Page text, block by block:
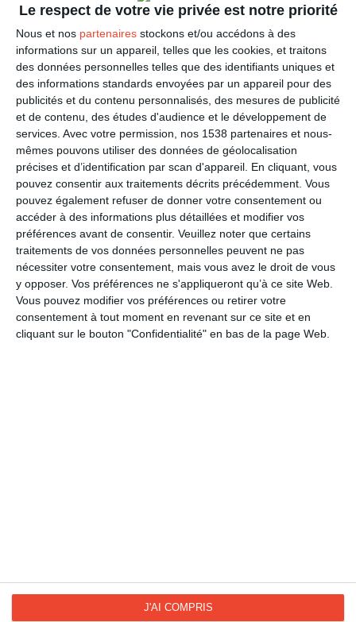
Le respect de votre vie privée est notre priorité
Nous et nos partenaires stockons et/ou accédons à des
informations sur un appareil, telles que les cookies, et traitons
des données personnelles telles que des identifiants uniques et
des informations standards envoyées par un appareil pour des
publicités et du contenu personnalisés, des mesures de publicité
et de contenu, des études d'audience et le développement de
services. Avec votre permission, nos 1538 partenaires et nous-
mêmes pouvons utiliser des données de géolocalisation
précises et d’identification par scan d'appareil. En cliquant, vous
pouvez consentir aux traitements décrits précédemment. Vous
pouvez également refuser de donner votre consentement ou
accéder à des informations plus détaillées et modifier vos
préférences avant de consentir. Veuillez noter que certains
traitements de vos données personnelles peuvent ne pas
nécessiter votre consentement, mais vous avez le droit de vous
y opposer. Vos préférences ne s'appliqueront qu’à ce site Web.
Vous pouvez modifier vos préférences ou retirer votre
consentement à tout moment en revenant sur ce site et en
cliquant sur le bouton "Confidentialité" en bas de la page Web.
J'AI COMPRIS
PARTAGER
Facebook, Twitter, WhatsApp, ...
VOIR D'AUTRES CARTES DANS
LES CATÉGORIES
Culture
Journées internationales
Journées Société
Journée contre le racisme
Journée de la solidarité humaine
Journée du refus de la misère
Journée de la soupe
Journée des Droits de l'Homme
INSTAGRAM
INSTAGRAM